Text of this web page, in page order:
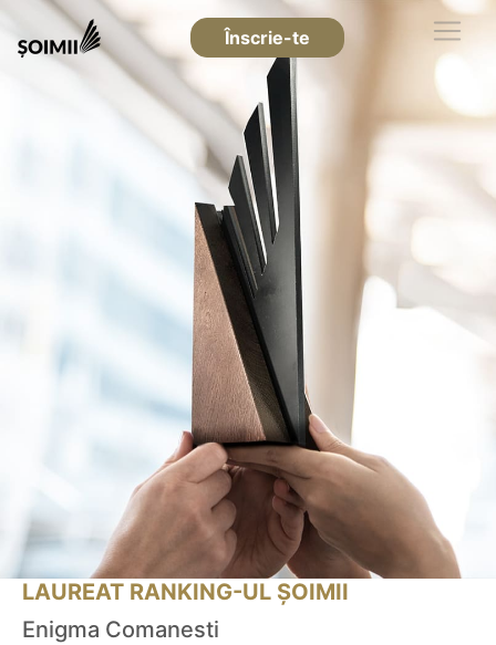
Înscrie-te
LAUREAT RANKING-UL ȘOIMII
Enigma Comanesti